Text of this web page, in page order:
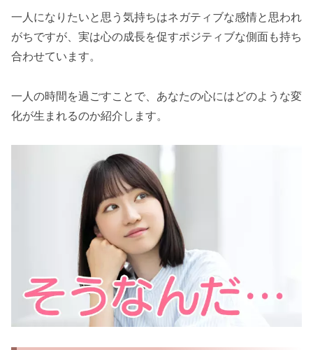
一人になりたいと思う気持ちはネガティブな感情と思われ
がちですが、実は心の成長を促すポジティブな側面も持ち
合わせています。
一人の時間を過ごすことで、あなたの心にはどのような変
化が生まれるのか紹介します。